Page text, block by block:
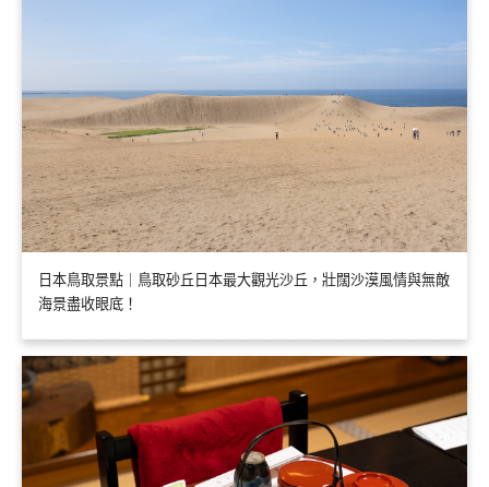
日本鳥取景點｜鳥取砂丘日本最大觀光沙丘，壯闊沙漠風情與無敵
海景盡收眼底！